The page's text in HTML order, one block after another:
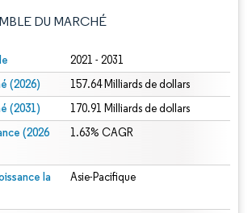
DU MARCHÉ
2021 - 2031
(2026) 157.64 Milliards de dollars
(2031) 170.91 Milliards de dollars
(2026
1.63% CAGR
la
Asie-Pacifique